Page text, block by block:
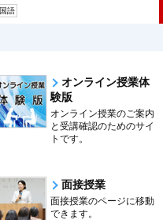
語
オンライン授業体
験版
オンライン授業のご案内
と受講確認のためのサイ
トです。
面接授業
面接授業のページに移動
できます。